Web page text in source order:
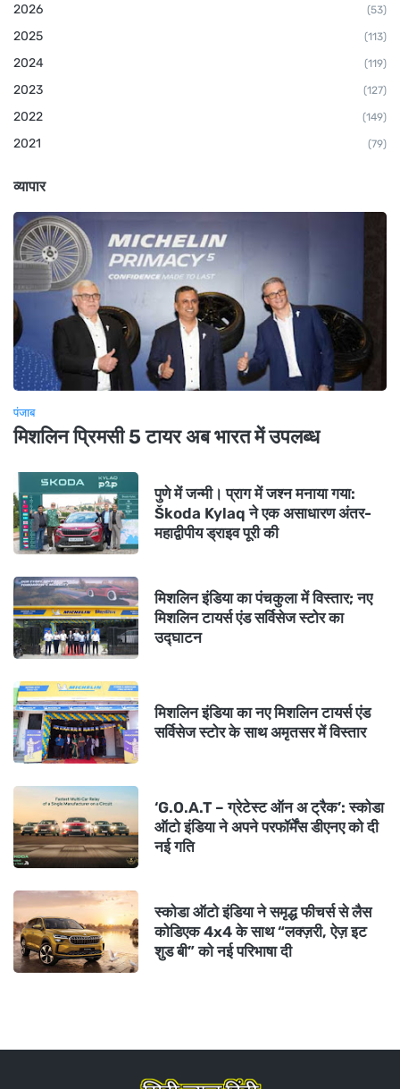
2026 (53)
2025 (113)
2024 (119)
2023 (127)
2022 (149)
2021 (79)
व्यापार
पंजाब
मिशलिन प्रिमसी 5 टायर अब भारत में उपलब्ध
पुणे में जन्मी। प्राग में जश्न मनाया गया:
Škoda Kylaq ने एक असाधारण अंतर-
महाद्वीपीय ड्राइव पूरी की
मिशलिन इंडिया का पंचकुला में विस्तार; नए
मिशलिन टायर्स एंड सर्विसेज स्टोर का
उद्घाटन
मिशलिन इंडिया का नए मिशलिन टायर्स एंड
सर्विसेज स्टोर के साथ अमृतसर में विस्तार
‘G.O.A.T – ग्रेटेस्ट ऑन अ ट्रैक’: स्कोडा
ऑटो इंडिया ने अपने परफॉर्मेंस डीएनए को दी
नई गति
स्कोडा ऑटो इंडिया ने समृद्ध फीचर्स से लैस
कोडिएक 4x4 के साथ “लक्ज़री, ऐज़ इट
शुड बी” को नई परिभाषा दी